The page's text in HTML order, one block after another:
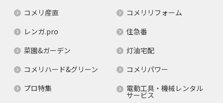
コメリ産直
コメリリフォーム
レンガ.pro
住急番
菜園&ガーデン
灯油宅配
コメリハード&グリーン
コメリパワー
プロ特集
電動工具・機械レンタル
サービス